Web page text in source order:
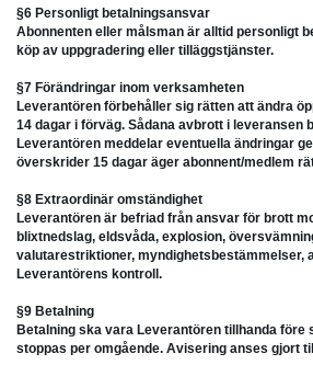
§6 Personligt betalningsansvar
Abonnenten eller målsman är alltid personligt
köp av uppgradering eller tilläggstjänster.
§7 Förändringar inom verksamheten
Leverantören förbehåller sig rätten att ändra
14 dagar i förväg. Sådana avbrott i
Leverantören meddelar eventuella ändringar
överskrider 15 dagar äger abonnent/medlem
§8 Extraordinär omständighet
Leverantören är befriad från ansvar för brott
blixtnedslag, eldsvåda, explosion,
valutarestriktioner, myndighetsbestämmelser,
Leverantörens kontroll.
§9 Betalning
Betalning ska vara Leverantören tillhanda före
stoppas per omgående. Avisering anses gjort